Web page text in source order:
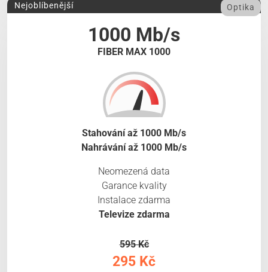
1000 Mb/s
FIBER MAX 1000
Nejoblíbenější Optika
Stahování až 1000 Mb/s
Nahrávání až 1000 Mb/s
Neomezená data
Garance kvality
Instalace zdarma
Televize zdarma
595 Kč
295 Kč